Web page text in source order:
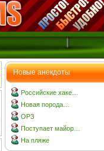
Новые анекдоты
Российские хаке…
Новая порода…
ОРЗ
Поступает майор…
На пляже